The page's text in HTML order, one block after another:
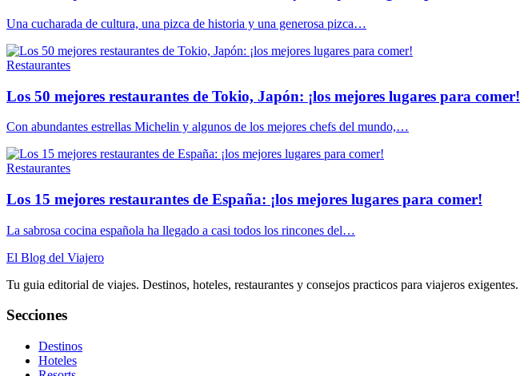
Una cucharada de cultura, una pizca de historia y una generosa pizca…
Restaurantes
Los 50 mejores restaurantes de Tokio, Japón: ¡los mejores lugares para comer!
Con abundantes estrellas Michelin y algunos de los mejores chefs del mundo,…
Restaurantes
Los 15 mejores restaurantes de España: ¡los mejores lugares para comer!
La sabrosa cocina española ha llegado a casi todos los rincones del…
El Blog del Viajero
Tu guia editorial de viajes. Destinos, hoteles, restaurantes y consejos practicos para viajeros exigentes.
Secciones
Destinos
Hoteles